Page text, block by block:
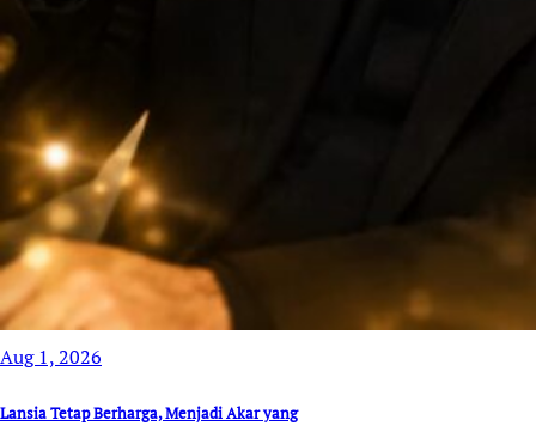
Aug 1, 2026
Lansia Tetap Berharga, Menjadi Akar yang